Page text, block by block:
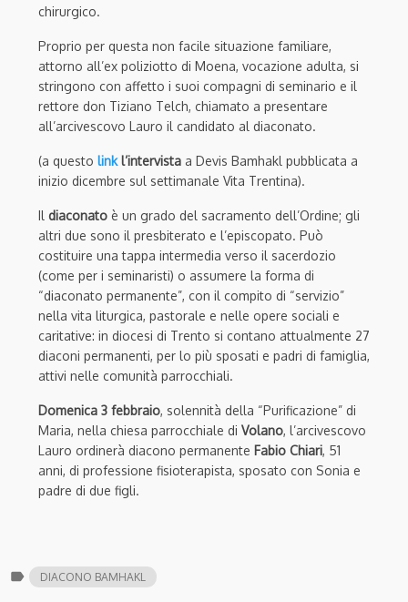
chirurgico.
Proprio per questa non facile situazione familiare,
attorno all’ex poliziotto di Moena, vocazione adulta, si
stringono con affetto i suoi compagni di seminario e il
rettore don Tiziano Telch, chiamato a presentare
all’arcivescovo Lauro il candidato al diaconato.
(a questo linkl’intervista a Devis Bamhakl pubblicata a
inizio dicembre sul settimanale Vita Trentina).
Il diaconato è un grado del sacramento dell’Ordine; gli
altri due sono il presbiterato e l’episcopato. Può
costituire una tappa intermedia verso il sacerdozio
(come per i seminaristi) o assumere la forma di
“diaconato permanente”, con il compito di “servizio”
nella vita liturgica, pastorale e nelle opere sociali e
caritative: in diocesi di Trento si contano attualmente 27
diaconi permanenti, per lo più sposati e padri di famiglia,
attivi nelle comunità parrocchiali.
Domenica 3 febbraio, solennità della “Purificazione” di
Maria, nella chiesa parrocchiale di Volano, l’arcivescovo
Lauro ordinerà diacono permanente Fabio Chiari, 51
anni, di professione fisioterapista, sposato con Sonia e
padre di due figli.
label DIACONO BAMHAKL